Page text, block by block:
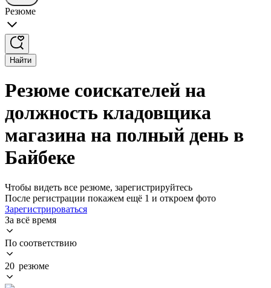
Резюме
Найти
Резюме соискателей на
должность кладовщика
магазина на полный день в
Байбеке
Чтобы видеть все резюме, зарегистрируйтесь
После регистрации покажем ещё 1 и откроем фото
Зарегистрироваться
За всё время
По соответствию
20 резюме